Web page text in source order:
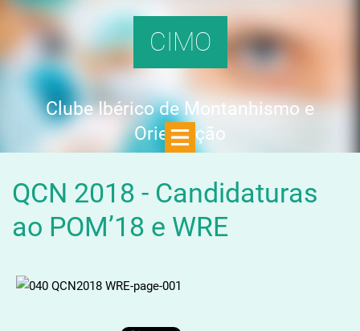
CIMO
Clube Ibérico de Montanhismo e
Orientação
QCN 2018 - Candidaturas
ao POM’18 e WRE